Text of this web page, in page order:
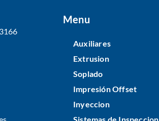
Menu
Auxiliares
Extrusion
Soplado
Impresión Offset
Inyeccion